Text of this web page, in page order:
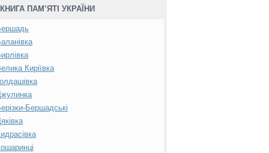
КНИГА ПАМ’ЯТІ УКРАЇНИ
Киріївка
Бершадські